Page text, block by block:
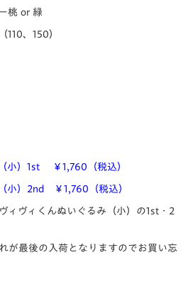
桃 or 緑
110、150）
小）1st ￥1,760（税込）
小）2nd ￥1,760（税込）
ィヴィくんぬいぐるみ（小）の1st・2
が最後の入荷となりますのでお買い忘